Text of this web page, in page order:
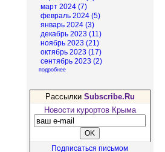
март 2024 (7)
февраль 2024 (5)
январь 2024 (3)
декабрь 2023 (11)
ноябрь 2023 (21)
октябрь 2023 (17)
сентябрь 2023 (2)
подробнее
Рассылки Subscribe.Ru
Новости курортов Крыма
Подписаться письмом